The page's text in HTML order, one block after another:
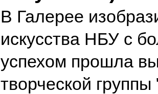
В Галерее
искусства НБУ с
успехом прошла
творческой